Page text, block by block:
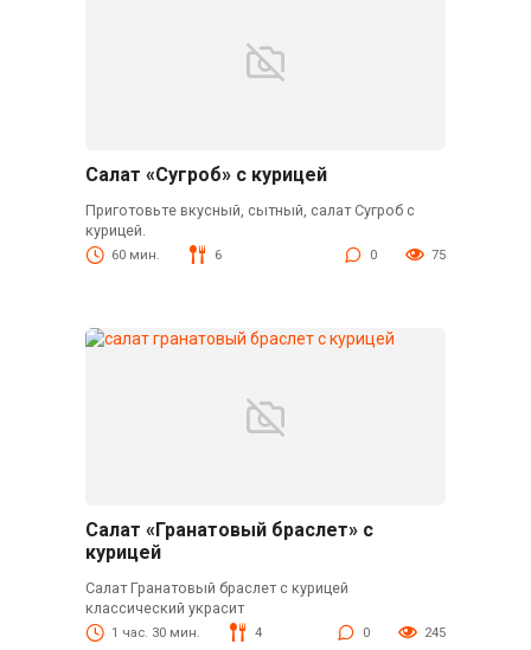
Салат «Сугроб» с курицей
Приготовьте вкусный, сытный, салат Сугроб с
курицей.
60 мин. 6 0 75
Салат «Гранатовый браслет» с
курицей
Салат Гранатовый браслет с курицей
классический украсит
1 час. 30 мин. 4 0 245